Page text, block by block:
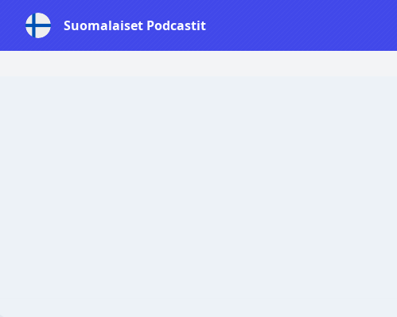
Suomalaiset Podcastit